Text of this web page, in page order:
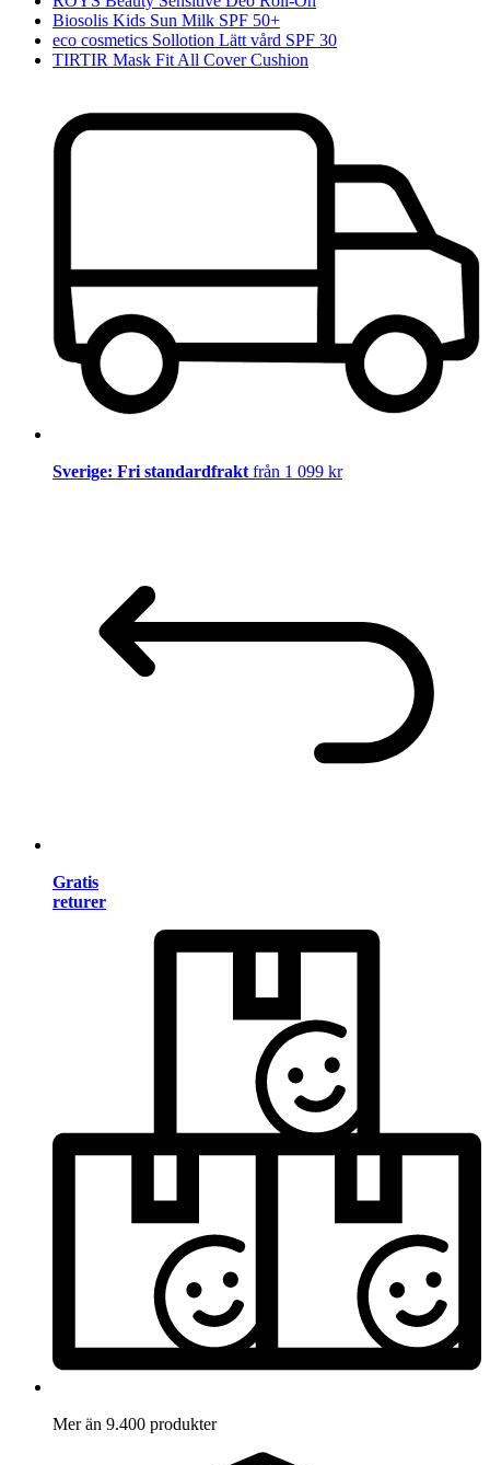
Biosolis Kids Sun Milk SPF 50+
eco cosmetics Sollotion Lätt vård SPF 30
TIRTIR Mask Fit All Cover Cushion
Sverige: Fri standardfrakt från 1 099 kr
Gratis
returer
Mer än 9.400 produkter